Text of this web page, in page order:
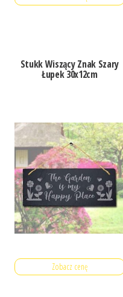
Stukk Wiszący Znak Szary
Łupek 30x12cm
Zobacz cenę